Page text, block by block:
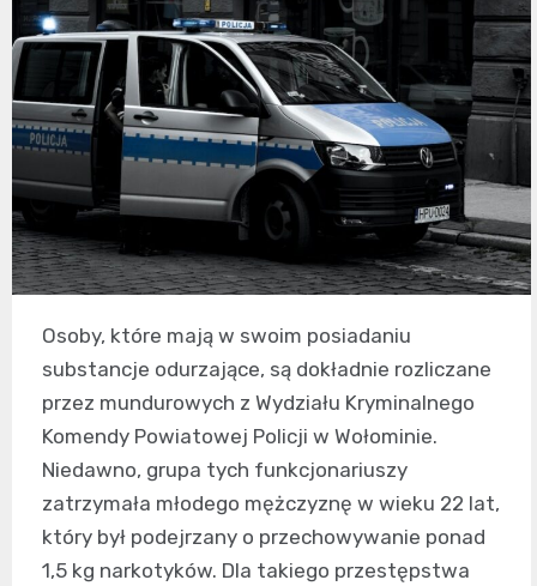
Osoby, które mają w swoim posiadaniu
substancje odurzające, są dokładnie rozliczane
przez mundurowych z Wydziału Kryminalnego
Komendy Powiatowej Policji w Wołominie.
Niedawno, grupa tych funkcjonariuszy
zatrzymała młodego mężczyznę w wieku 22 lat,
który był podejrzany o przechowywanie ponad
1,5 kg narkotyków. Dla takiego przestępstwa